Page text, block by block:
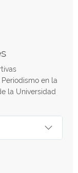
en la
la Universidad